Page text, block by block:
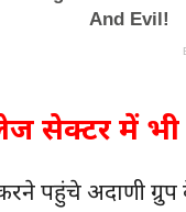
सेक्टर में भी
पहुंचे अदाणी